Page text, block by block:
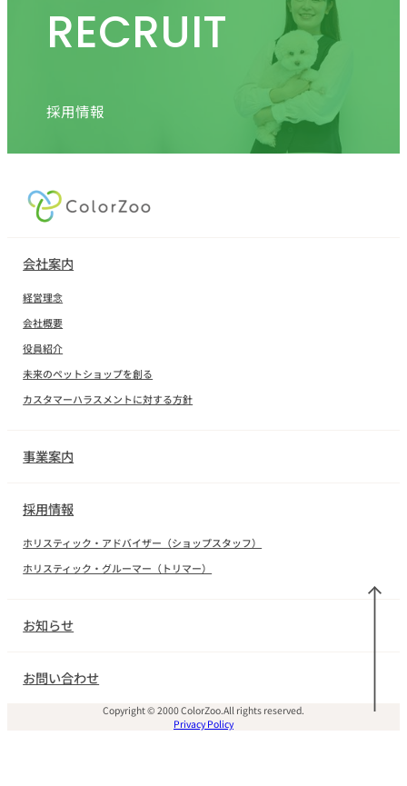
RECRUIT
採用情報
会社案内
経営理念
会社概要
役員紹介
未来のペットショップを創る
カスタマーハラスメントに対する方針
事業案内
採用情報
ホリスティック・アドバイザー（ショップスタッフ）
ホリスティック・グルーマー（トリマー）
お知らせ
お問い合わせ
Copyright © 2000 ColorZoo.All rights reserved.
Privacy Policy